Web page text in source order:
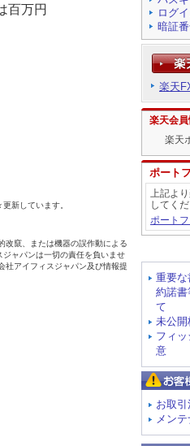
ログ
暗証
楽天
楽天会員
楽天
ポート
上記よ
してくだ
ポート
重要な
約諾書
て
未公開
フィ
意
お取
メン